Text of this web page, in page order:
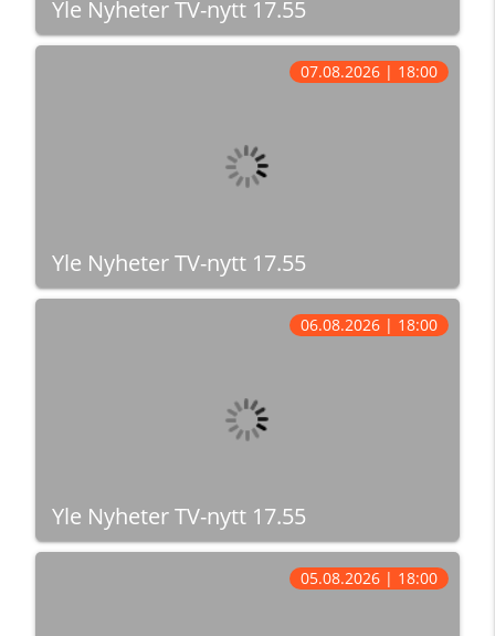
Yle Nyheter TV-nytt 17.55
Yle Nyheter TV-nytt 17.55
07.08.2026 | 18:00
Yle Nyheter TV-nytt 17.55
06.08.2026 | 18:00
05.08.2026 | 18:00